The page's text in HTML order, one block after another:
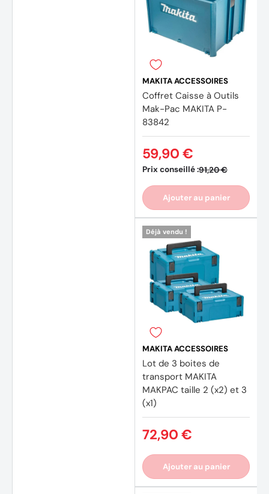
(91
MAKITA ACCESSOIRES
Coffret Caisse à Outils
Mak-Pac MAKITA P-
83842
Prix conseillé :91,20 €
59,90 €
Ajouter au panier
Déjà vendu !
MAKITA ACCESSOIRES
Lot de 3 boites de
transport MAKITA
MAKPAC taille 2 (x2) et 3
(x1)
72,90 €
Ajouter au panier